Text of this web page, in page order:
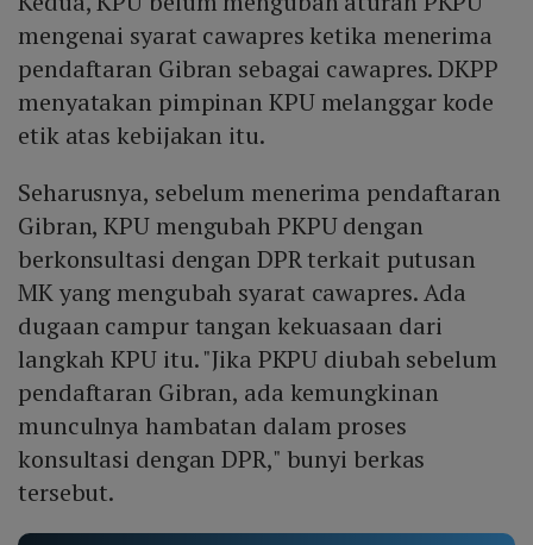
mengenai syarat cawapres ketika menerima
pendaftaran Gibran sebagai cawapres. DKPP
menyatakan pimpinan KPU melanggar kode
etik atas kebijakan itu.
Seharusnya, sebelum menerima pendaftaran
Gibran, KPU mengubah PKPU dengan
berkonsultasi dengan DPR terkait putusan
MK yang mengubah syarat cawapres. Ada
dugaan campur tangan kekuasaan dari
langkah KPU itu. "Jika PKPU diubah sebelum
pendaftaran Gibran, ada kemungkinan
munculnya hambatan dalam proses
konsultasi dengan DPR," bunyi berkas
tersebut.